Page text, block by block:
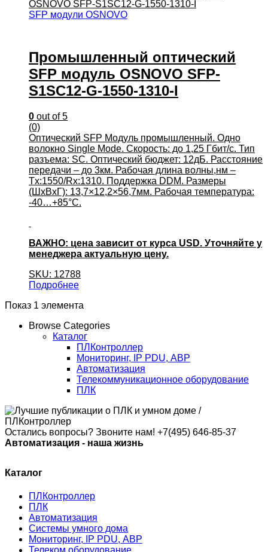
SFP модули OSNOVO
Промышленный оптический
SFP модуль OSNOVO SFP-
S1SC12-G-1550-1310-I
0 out of 5
(0)
Оптический SFP Модуль промышленный. Одно
волокно Single Mode. Скорость: до 1,25 Гбит/c. Тип
разъема: SC. Оптический бюджет: 12дБ. Расстояние
передачи – до 3км. Рабочая длина волны,нм –
Tx:1550/Rx:1310. Поддержка DDM. Размеры
(ШхВхГ): 13,7×12,2×56,7мм. Рабочая температура:
-40…+85°С.
ВАЖНО: цена зависит от курса USD. Уточняйте у
менеджера актуальную цену.
SKU: 12788
Подробнее
Показ 1 элемента
Browse Categories
Каталог
ПЛКонтроллер
Мониторинг, IP PDU, АВР
Автоматизация
Телекоммуникационное оборудование
ПЛК
Остались вопросы? Звоните нам! +7(495) 646-85-37
Автоматизация - наша жизнь
Каталог
ПЛКонтроллер
ПЛК
Автоматизация
Системы умного дома
Мониторинг, IP PDU, АВР
Телеком оборудование